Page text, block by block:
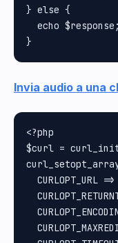
} else {
  echo $response;
Invia audio a una
<?php
$curl =
CURLOPT_URL